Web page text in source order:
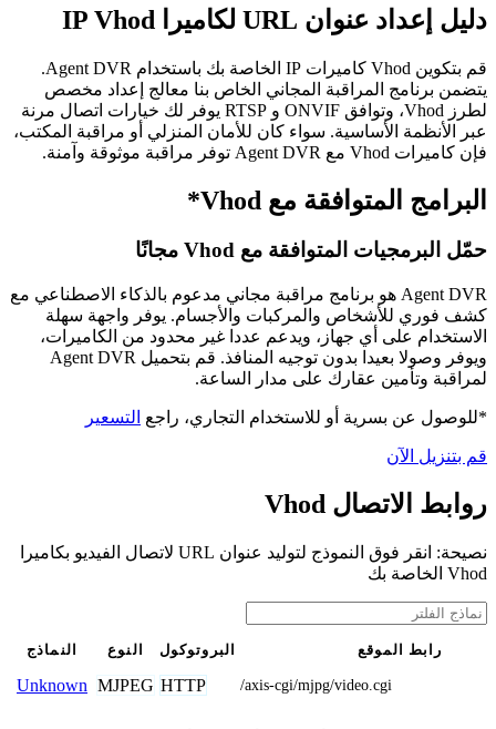
دليل إعداد عنوان URL لكاميرا IP Vhod
قم بتكوين Vhod كاميرات IP الخاصة بك باستخدام Agent DVR.
يتضمن برنامج المراقبة المجاني الخاص بنا معالج إعداد مخصص
لطرز Vhod، وتوافق ONVIF و RTSP يوفر لك خيارات اتصال مرنة
عبر الأنظمة الأساسية. سواء كان للأمان المنزلي أو مراقبة المكتب،
فإن كاميرات Vhod مع Agent DVR توفر مراقبة موثوقة وآمنة.
البرامج المتوافقة مع Vhod*
حمّل البرمجيات المتوافقة مع Vhod مجانًا
Agent DVR هو برنامج مراقبة مجاني مدعوم بالذكاء الاصطناعي مع
كشف فوري للأشخاص والمركبات والأجسام. يوفر واجهة سهلة
الاستخدام على أي جهاز، ويدعم عددا غير محدود من الكاميرات،
ويوفر وصولا بعيدا بدون توجيه المنافذ. قم بتحميل Agent DVR
لمراقبة وتأمين عقارك على مدار الساعة.
*للوصول عن بسرية أو للاستخدام التجاري، راجع التسعير
قم بتنزيل الآن
روابط الاتصال Vhod
نصيحة: انقر فوق النموذج لتوليد عنوان URL لاتصال الفيديو بكاميرا
Vhod الخاصة بك
النماذج النوع البروتوكول رابط الموقع
Unknown MJPEG HTTP /axis-cgi/mjpg/video.cgi